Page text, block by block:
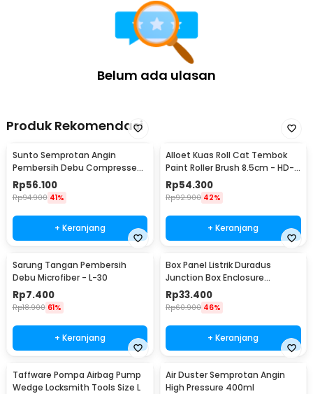
Belum ada ulasan
Produk Rekomendasi
Sunto Semprotan Angin
Pembersih Debu Compressed
Air Duster 400ml - ST1003
Rp56.100
Rp94.900 41%
+ Keranjang
Alloet Kuas Roll Cat Tembok
Paint Roller Brush 8.5cm - HD-
TVYQS
Rp54.300
Rp92.900 42%
+ Keranjang
Sarung Tangan Pembersih
Debu Microfiber - L-30
Rp7.400
Rp18.900 61%
+ Keranjang
Box Panel Listrik Duradus
Junction Box Enclosure
Waterproof 158x90mm - B1589
Rp33.400
Rp60.900 46%
+ Keranjang
Taffware Pompa Airbag Pump
Wedge Locksmith Tools Size L
Air Duster Semprotan Angin
High Pressure 400ml